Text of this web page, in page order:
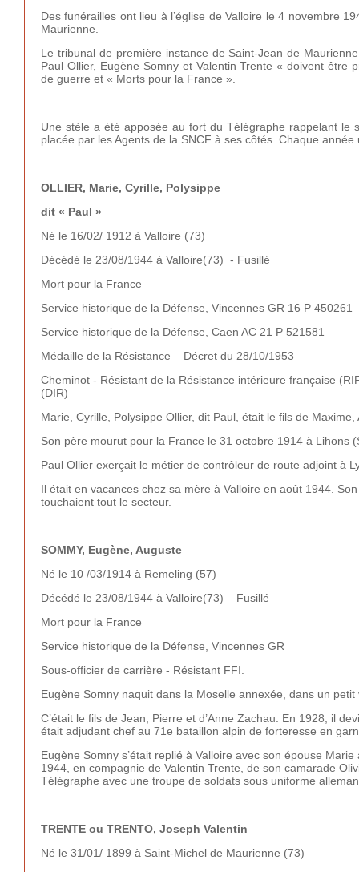
Des funérailles ont lieu à l’église de Valloire le 4 novembre
Maurienne.
Le tribunal de première instance de Saint-Jean de
Paul Ollier, Eugène Somny et Valentin Trente « doivent
de guerre et « Morts pour la France ».
Une stèle a été apposée au fort du Télégraphe rappelant
placée par les Agents de la SNCF à ses côtés. Chaque
OLLIER, Marie, Cyrille, Polysippe
dit « Paul »
Né le 16/02/ 1912 à Valloire (73)
Décédé le 23/08/1944 à Valloire(73) - Fusillé
Mort pour la France
Service historique de la Défense, Vincennes GR 16 P 450261
Service historique de la Défense, Caen AC 21 P 521581
Médaille de la Résistance – Décret du 28/10/1953
Cheminot - Résistant de la Résistance intérieure française
(DIR)
Marie, Cyrille, Polysippe Ollier, dit Paul, était le fils de
Son père mourut pour la France le 31 octobre 1914 à Lihons
Paul Ollier exerçait le métier de contrôleur de route adjoint à
Il était en vacances chez sa mère à Valloire en août 1944.
touchaient tout le secteur.
SOMMY, Eugène, Auguste
Né le 10 /03/1914 à Remeling (57)
Décédé le 23/08/1944 à Valloire(73) – Fusillé
Mort pour la France
Service historique de la Défense, Vincennes GR
Sous-officier de carrière - Résistant FFI.
Eugène Somny naquit dans la Moselle annexée, dans un
C’était le fils de Jean, Pierre et d’Anne Zachau. En 1928, il
était adjudant chef au 71e bataillon alpin de forteresse en
Eugène Somny s’était replié à Valloire avec son épouse
1944, en compagnie de Valentin Trente, de son camarade
Télégraphe avec une troupe de soldats sous uniforme
TRENTE ou TRENTO, Joseph Valentin
Né le 31/01/ 1899 à Saint-Michel de Maurienne (73)